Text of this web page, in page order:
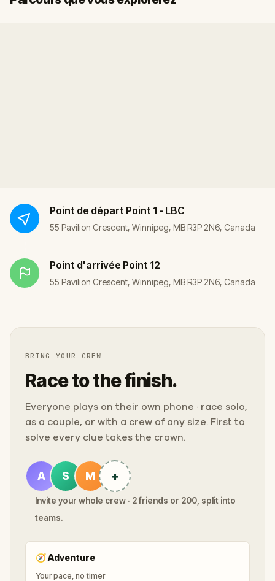
Point de départ Point 1 - LBC
55 Pavilion Crescent, Winnipeg, MB R3P 2N6, Canada
Point d'arrivée Point 12
55 Pavilion Crescent, Winnipeg, MB R3P 2N6, Canada
BRING YOUR CREW
Race to the finish.
Everyone plays on their own phone · race solo,
as a couple, or with a crew of any size. First to
solve every clue takes the crown.
A S M +
Invite your whole crew · 2 friends or 200, split into
teams.
🧭Adventure
Your pace, no timer